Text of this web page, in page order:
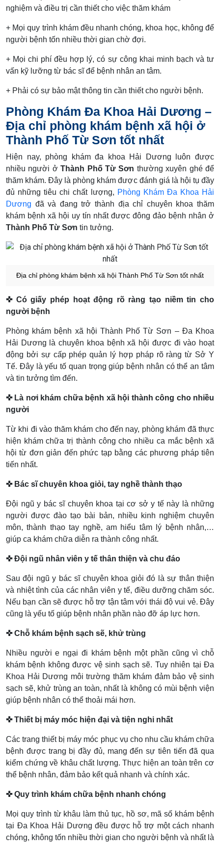
nghiệm và điều trị cần thiết cho việc thăm khám
+ Mọi quy trình khám đều nhanh chóng, khoa học, không để
người bệnh tốn nhiều thời gian chờ đợi.
+ Mọi chi phí đều hợp lý, có sự công khai minh bạch và tư
vấn kỹ lưỡng từ bác sĩ để bệnh nhân an tâm.
+ Phải có sự bảo mật thông tin cần thiết cho người bệnh.
Phòng Khám Đa Khoa Hải Dương –
Địa chỉ phòng khám bệnh xã hội ở
Thành Phố Từ Sơn tốt nhất
Hiện nay, phòng khám đa khoa Hải Dương luôn được
nhiều người ởThành Phố Từ Sơn thường xuyên ghé để
thăm khám. Đây là phòng khám được đánh giá là hội tụ đầy
đủ những tiêu chi chất lượng, Phòng Khám Đa Khoa Hải
Dương đã và đang trở thành địa chỉ chuyên khoa thăm
khám bệnh xã hội uy tín nhất được đông đảo bệnh nhân ở
Thành Phố Từ Sơn tin tưởng.
Địa chỉ phòng khám bệnh xã hội Thành Phố Từ Sơn tốt nhất
✜ Có giấy phép hoạt động rõ ràng tạo niềm tin cho
người bệnh
Phòng khám bệnh xã hội Thành Phố Từ Sơn – Đa Khoa
Hải Dương là chuyên khoa bệnh xã hội được đi vào hoạt
động bởi sự cấp phép quản lý hợp pháp rõ ràng từ Sở Y
Tế. Đây là yếu tố quan trọng giúp bệnh nhân có thể an tâm
và tin tưởng tìm đến.
✜ Là nơi khám chữa bệnh xã hội thành công cho nhiều
người
Từ khi đi vào thăm khám cho đến nay, phòng khám đã thực
hiện khám chữa trị thành công cho nhiều ca mắc bệnh xã
hội từ đơn giản đến phức tạp bằng các phương pháp tiên
tiến nhất.
✜ Bác sĩ chuyên khoa giỏi, tay nghề thành thạo
Đội ngũ y bác sĩ chuyên khoa tại cơ sở y tế này là những
người được đào tạo bài bản, nhiều kinh nghiệm chuyên
môn, thành thạo tay nghề, am hiểu tâm lý bệnh nhân,…
giúp ca khám chữa diễn ra thành công nhất.
✜ Đội ngũ nhân viên y tế thân thiện và chu đáo
Sau đội ngũ y bác sĩ chuyên khoa giỏi đó là sự thân thiện
và nhiệt tình của các nhân viên y tế, điều dưỡng chăm sóc.
Nếu bạn cần sẽ được hỗ trợ tận tâm với thái độ vui vẻ. Đây
cũng là yếu tố giúp bệnh nhân phần nào đỡ áp lực hơn.
✜ Chỗ khám bệnh sạch sẽ, khử trùng
Nhiều người e ngại đi khám bệnh một phần cũng vì chỗ
khám bệnh không được vệ sinh sạch sẽ. Tuy nhiên tại Đa
Khoa Hải Dương môi trường thăm khám đảm bảo vệ sinh
sạch sẽ, khử trùng an toàn, nhất là không có mùi bệnh viện
giúp bệnh nhân có thể thoải mái hơn.
✜ Thiết bị máy móc hiện đại và tiện nghi nhất
Các trang thiết bị máy móc phục vụ cho nhu cầu khám chữa
bệnh được trang bị đầy đủ, mang đến sự tiên tiến đã qua
kiểm chứng về khâu chất lượng. Thực hiện an toàn trên cơ
thể bệnh nhân, đảm bảo kết quả nhanh và chính xác.
✜ Quy trình khám chữa bệnh nhanh chóng
Mọi quy trình từ khâu làm thủ tục, hồ sơ, mã số khám bệnh
tại Đa Khoa Hải Dương đều được hỗ trợ một cách nhanh
chóng, không tốn nhiều thời gian cho người bệnh và nhất là